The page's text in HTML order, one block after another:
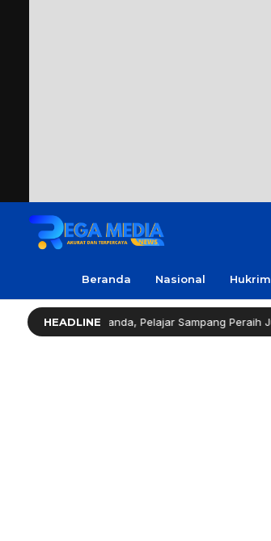
Beranda Nasional Hukrim
HEADLINE
Amanda, Pelajar Sampang Peraih Juara KSPI